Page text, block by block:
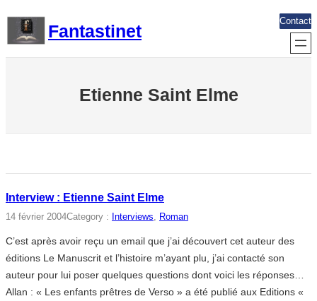
contenu
Fantastinet
Contact
Etienne Saint Elme
Interview : Etienne Saint Elme
14 février 2004Category : Interviews, Roman
C’est après avoir reçu un email que j’ai découvert cet auteur des
éditions Le Manuscrit et l’histoire m’ayant plu, j’ai contacté son
auteur pour lui poser quelques questions dont voici les réponses…
Allan : « Les enfants prêtres de Verso » a été publié aux Editions «